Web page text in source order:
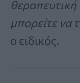
μπορείτε να
ο ειδικός.